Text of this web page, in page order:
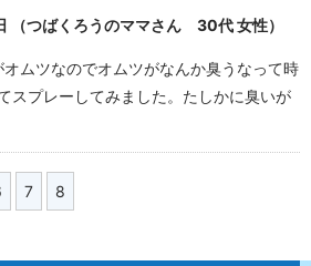
（つばくろうのママさん 30代 女性）
ムツなのでオムツがなんか臭うなって時
スプレーしてみました。たしかに臭いが
7 8